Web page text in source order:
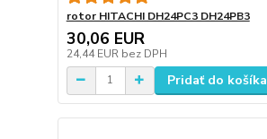
rotor HITACHI DH24PC3 DH24PB3
30,06 EUR
24,44 EUR bez DPH
Pridať do košíka